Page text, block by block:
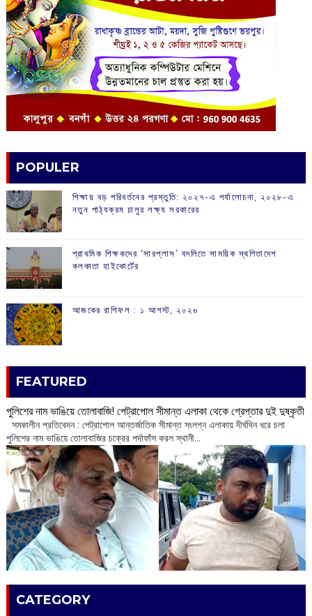
POPULER
শিক্ষায় বড় পরিবর্তনের প্রস্তুতি: ২০২৭-এ পর্যালোচনা, ২০২৮-এ
নতুন পাঠ্যক্রম চালুর লক্ষ্য সরকারের
প্রাথমিক শিক্ষকদের ‘সারপ্লাস’ বদলিতে সাময়িক স্থগিতাদেশ
কলকাতা হাইকোর্টের
আজকের রাশিফল :‌ ‌‌১ আগস্ট, ২০২৬
FEATURED
পুলিশের নাম ভাঙিয়ে তোলাবাজি! পেট্রাপোল সীমান্ত এলাকা থেকে গ্রেপ্তার দুই দুষ্কৃতী
সমকালীন প্রতিবেদন : পেট্রাপোল আন্তর্জাতিক সীমান্ত সংলগ্ন এলাকায় দীর্ঘদিন ধরে চলা
পুলিশের নাম ভাঙিয়ে তোলাবাজির চক্রের পর্দাফাঁস করল স্থানী...
CATEGORY